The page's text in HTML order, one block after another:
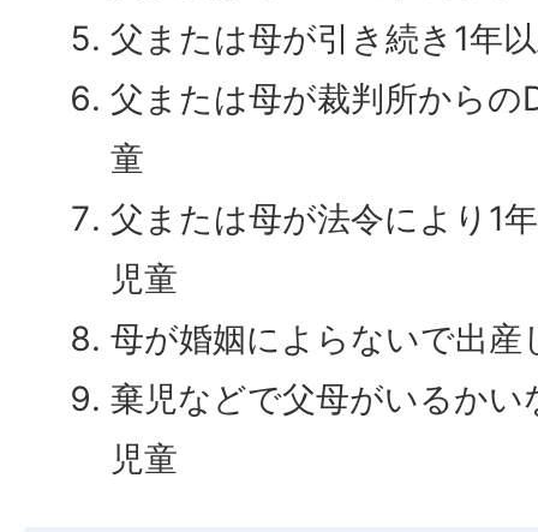
父または母が引き続き1年
父または母が裁判所からの
童
父または母が法令により1
児童
母が婚姻によらないで出産
棄児などで父母がいるか
児童